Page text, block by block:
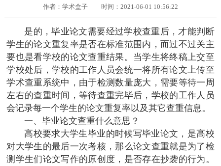
作者：学术盒子 时间：2021-06-01 10:56:22
是的，毕业论文需要经过学校查重后，才能判断
学生的论文重复率是否在标准范围内，而过不过关主
要也是看学校的论文查重结果。当学生将终稿上交至
学校处后，学校的工作人员会统一将所有论文上传至
学术查重系统中，由于检测数量庞大，需要等待一周
左右的查重时间，等待查重完毕后，学校的工作人员
会记录每一个学生的论文重复率以及其它查重信息。
一、毕业论文查重什么意思？
高校要求大学生毕业的时候写毕业论文，是高校
对大学生的最后一次考核，那么论文查重就是为了检
测学生们论文写作的原创度，是否存在抄袭的行为。